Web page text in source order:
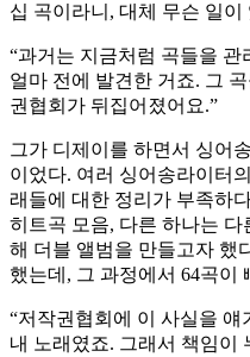
십 곡이라니, 대체 무슨 일이
“과거는 지금처럼 곡들을
얼마 전에 발견한 거죠. 그
권협회가 뒤집어졌어요.”
그가 디제이를 하면서 싱어
이었다. 여러 싱어송라이터
래들에 대한 정리가 부족하
히트곡 모음, 다른 하나는
해 더블 앨범을 만들고자 했
했는데, 그 과정에서 64곡이
“저작권협회에 이 사실을
내 노래였죠. 그래서 책임이